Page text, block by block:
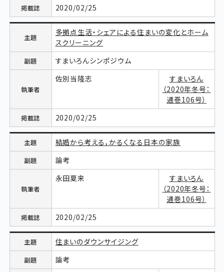
2020/02/25
多拠点生活・シェアによる住まいの変化とホーム
スクリーニング
すまいろんシンポジウム
佐別当隆志
すまいろん
（2020年冬号：
通巻106号）
2020/02/25
結婚から考える，かるくなる日本の家族
論考
永田夏来
すまいろん
（2020年冬号：
通巻106号）
2020/02/25
住まいのダウンサイジング
論考